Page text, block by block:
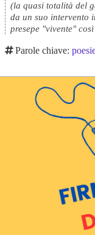
(la quasi totalità del
da un suo intervento
presepe "vivente"
Parole chiave: